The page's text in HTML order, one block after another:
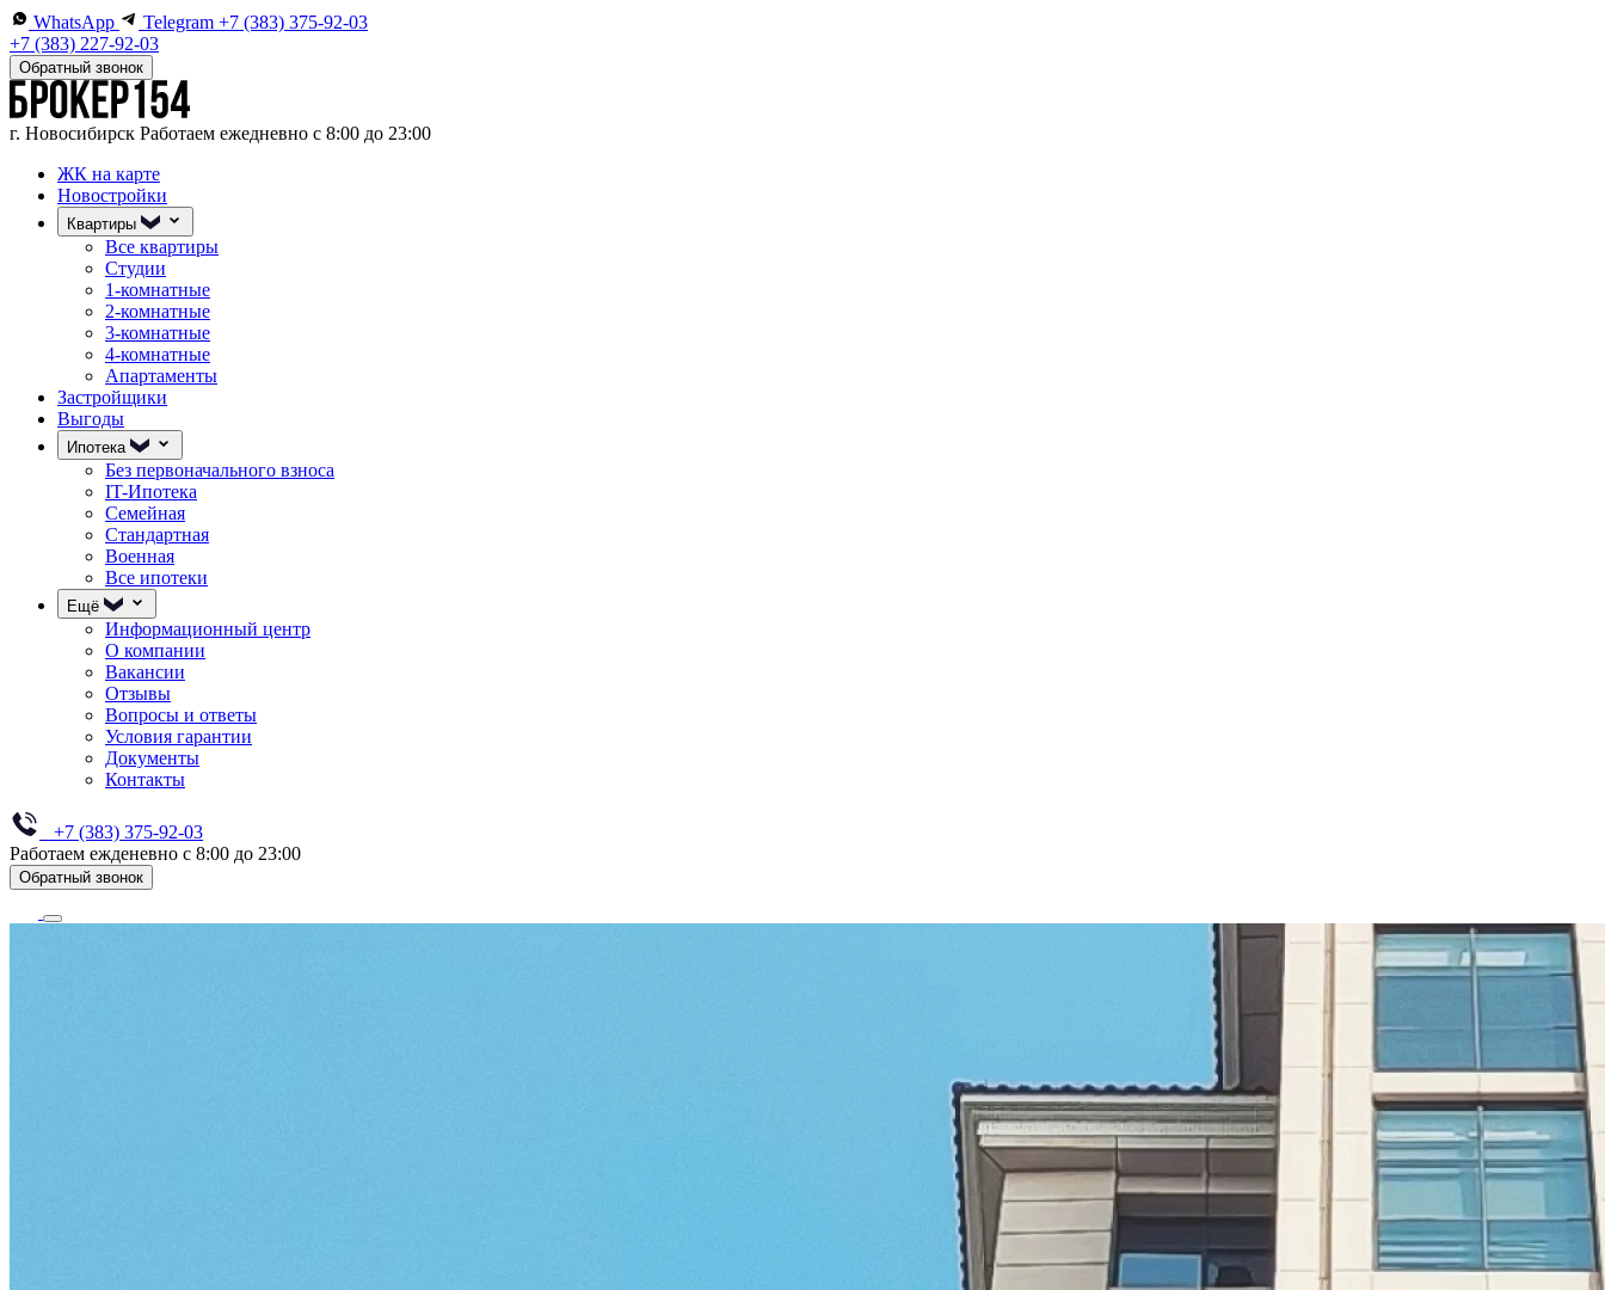
WhatsApp Telegram +7 (383) 375-92-03
+7 (383) 227-92-03
Обратный звонок
г. Новосибирск Работаем ежедневно с 8:00 до 23:00
ЖК на карте
Новостройки
Квартиры
Все квартиры
Студии
1-комнатные
2-комнатные
3-комнатные
4-комнатные
Апартаменты
Застройщики
Выгоды
Ипотека
Без первоначального взноса
IT-Ипотека
Семейная
Стандартная
Военная
Все ипотеки
Ещё
Информационный центр
О компании
Вакансии
Отзывы
Вопросы и ответы
Условия гарантии
Документы
Контакты
+7 (383) 375-92-03
Работаем ежденевно с 8:00 до 23:00
Обратный звонок